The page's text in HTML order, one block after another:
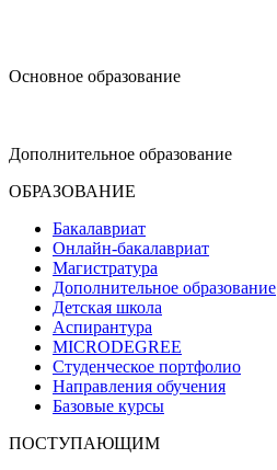
Основное образование
Дополнительное образование
ОБРАЗОВАНИЕ
Бакалавриат
Онлайн-бакалавриат
Магистратура
Дополнительное образование
Детская школа
Аспирантура
MICRODEGREE
Студенческое портфолио
Направления обучения
Базовые курсы
ПОСТУПАЮЩИМ